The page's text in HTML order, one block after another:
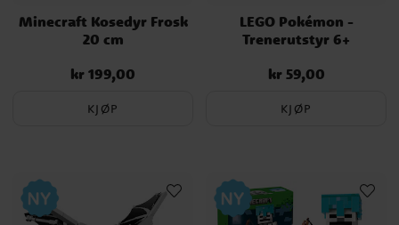
Minecraft Kosedyr Frosk
20 cm
Pris :kr 199,00
kr 199,00
KJØP
LEGO Pokémon -
Trenerutstyr 6+
Pris:kr 59,00
kr 59,00
KJØP